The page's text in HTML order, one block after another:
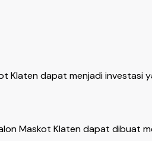
dapat menjadi investasi
Maskot Klaten dapat dibuat